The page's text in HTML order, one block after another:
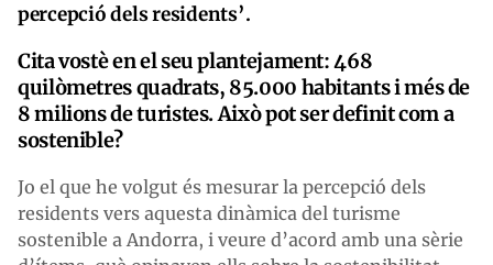
percepció dels residents’.
Cita vostè en el seu plantejament: 468
quilòmetres quadrats, 85.000 habitants i més de
8 milions de turistes. Això pot ser definit com a
sostenible?
Jo el que he volgut és mesurar la percepció dels
residents vers aquesta dinàmica del turisme
sostenible a Andorra, i veure d’acord amb una sèrie